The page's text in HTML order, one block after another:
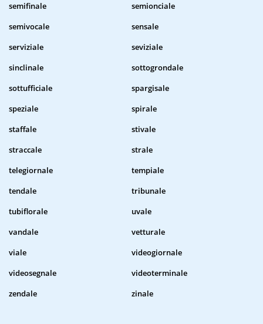
semifinale
semionciale
semivocale
sensale
serviziale
seviziale
sinclinale
sottogrondale
sottufficiale
spargisale
speziale
spirale
staffale
stivale
straccale
strale
telegiornale
tempiale
tendale
tribunale
tubiflorale
uvale
vandale
vetturale
viale
videogiornale
videosegnale
videoterminale
zendale
zinale